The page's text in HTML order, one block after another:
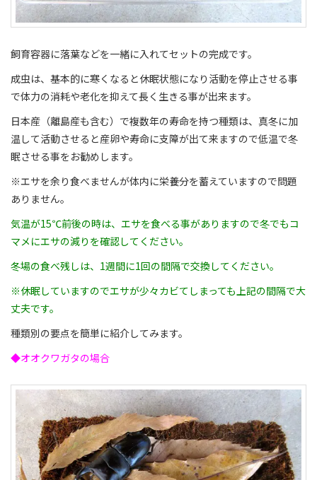
飼育容器に落葉などを一緒に入れてセットの完成です。
成虫は、基本的に寒くなると休眠状態になり活動を停止させる事
で体力の消耗や老化を抑えて長く生きる事が出来ます。
日本産（離島産も含む）で複数年の寿命を持つ種類は、真冬に加
温して活動させると産卵や寿命に支障が出て来ますので低温で冬
眠させる事をお勧めします。
※エサを余り食べませんが体内に栄養分を蓄えていますので問題
ありません。
気温が15℃前後の時は、エサを食べる事がありますので冬でもコ
マメにエサの減りを確認してください。
冬場の食べ残しは、1週間に1回の間隔で交換してください。
※休眠していますのでエサが少々カビてしまっても上記の間隔で大
丈夫です。
種類別の要点を簡単に紹介してみます。
◆オオクワガタの場合